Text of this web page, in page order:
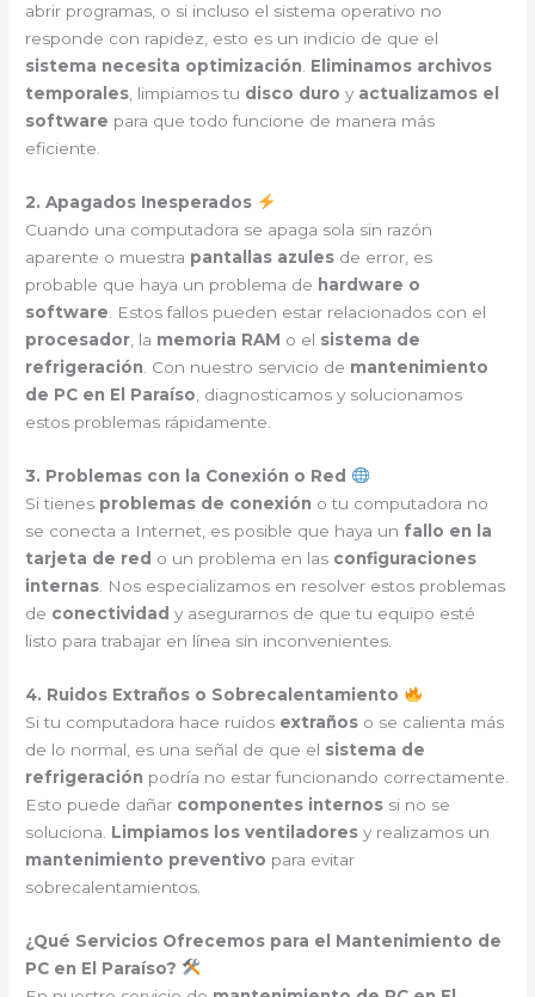
abrir programas, o si incluso el sistema operativo no
responde con rapidez, esto es un indicio de que el
sistema necesita optimización. Eliminamos archivos
temporales, limpiamos tu disco duro y actualizamos el
software para que todo funcione de manera más
eficiente.
2. Apagados Inesperados
Cuando una computadora se apaga sola sin razón
aparente o muestra pantallas azules de error, es
probable que haya un problema de hardware o
software . Estos fallos pueden estar relacionados con el
procesador , la memoria RAM o el sistema de
refrigeración . Con nuestro servicio de mantenimiento
de PC en El Paraíso , diagnosticamos y solucionamos
estos problemas rápidamente.
3. Problemas con la Conexión o Red
Si tienes problemas de conexión o tu computadora no
se conecta a Internet, es posible que haya un fallo en la
tarjeta de red o un problema en las configuraciones
internas . Nos especializamos en resolver estos problemas
de conectividad y asegurarnos de que tu equipo esté
listo para trabajar en línea sin inconvenientes.
4. Ruidos Extraños o Sobrecalentamiento
Si tu computadora hace ruidos extraños o se calienta más
de lo normal, es una señal de que el sistema de
refrigeración podría no estar funcionando correctamente.
Esto puede dañar componentes internos si no se
soluciona. Limpiamos los ventiladores y realizamos un
mantenimiento preventivo para evitar
sobrecalentamientos.
¿Qué Servicios Ofrecemos para el Mantenimiento de
PC en El Paraíso?